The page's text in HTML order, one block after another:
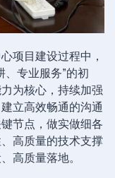
项目建设过程中，
专业服务”的初
为核心，持续加强
立高效畅通的沟通
节点，做实做细各
高质量的技术支撑
高质量落地。